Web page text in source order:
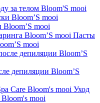
за телом Bloom'S mooi
mooi
Пасты
mooi
депиляции Bloom’S
Уход
Bloom's mooi